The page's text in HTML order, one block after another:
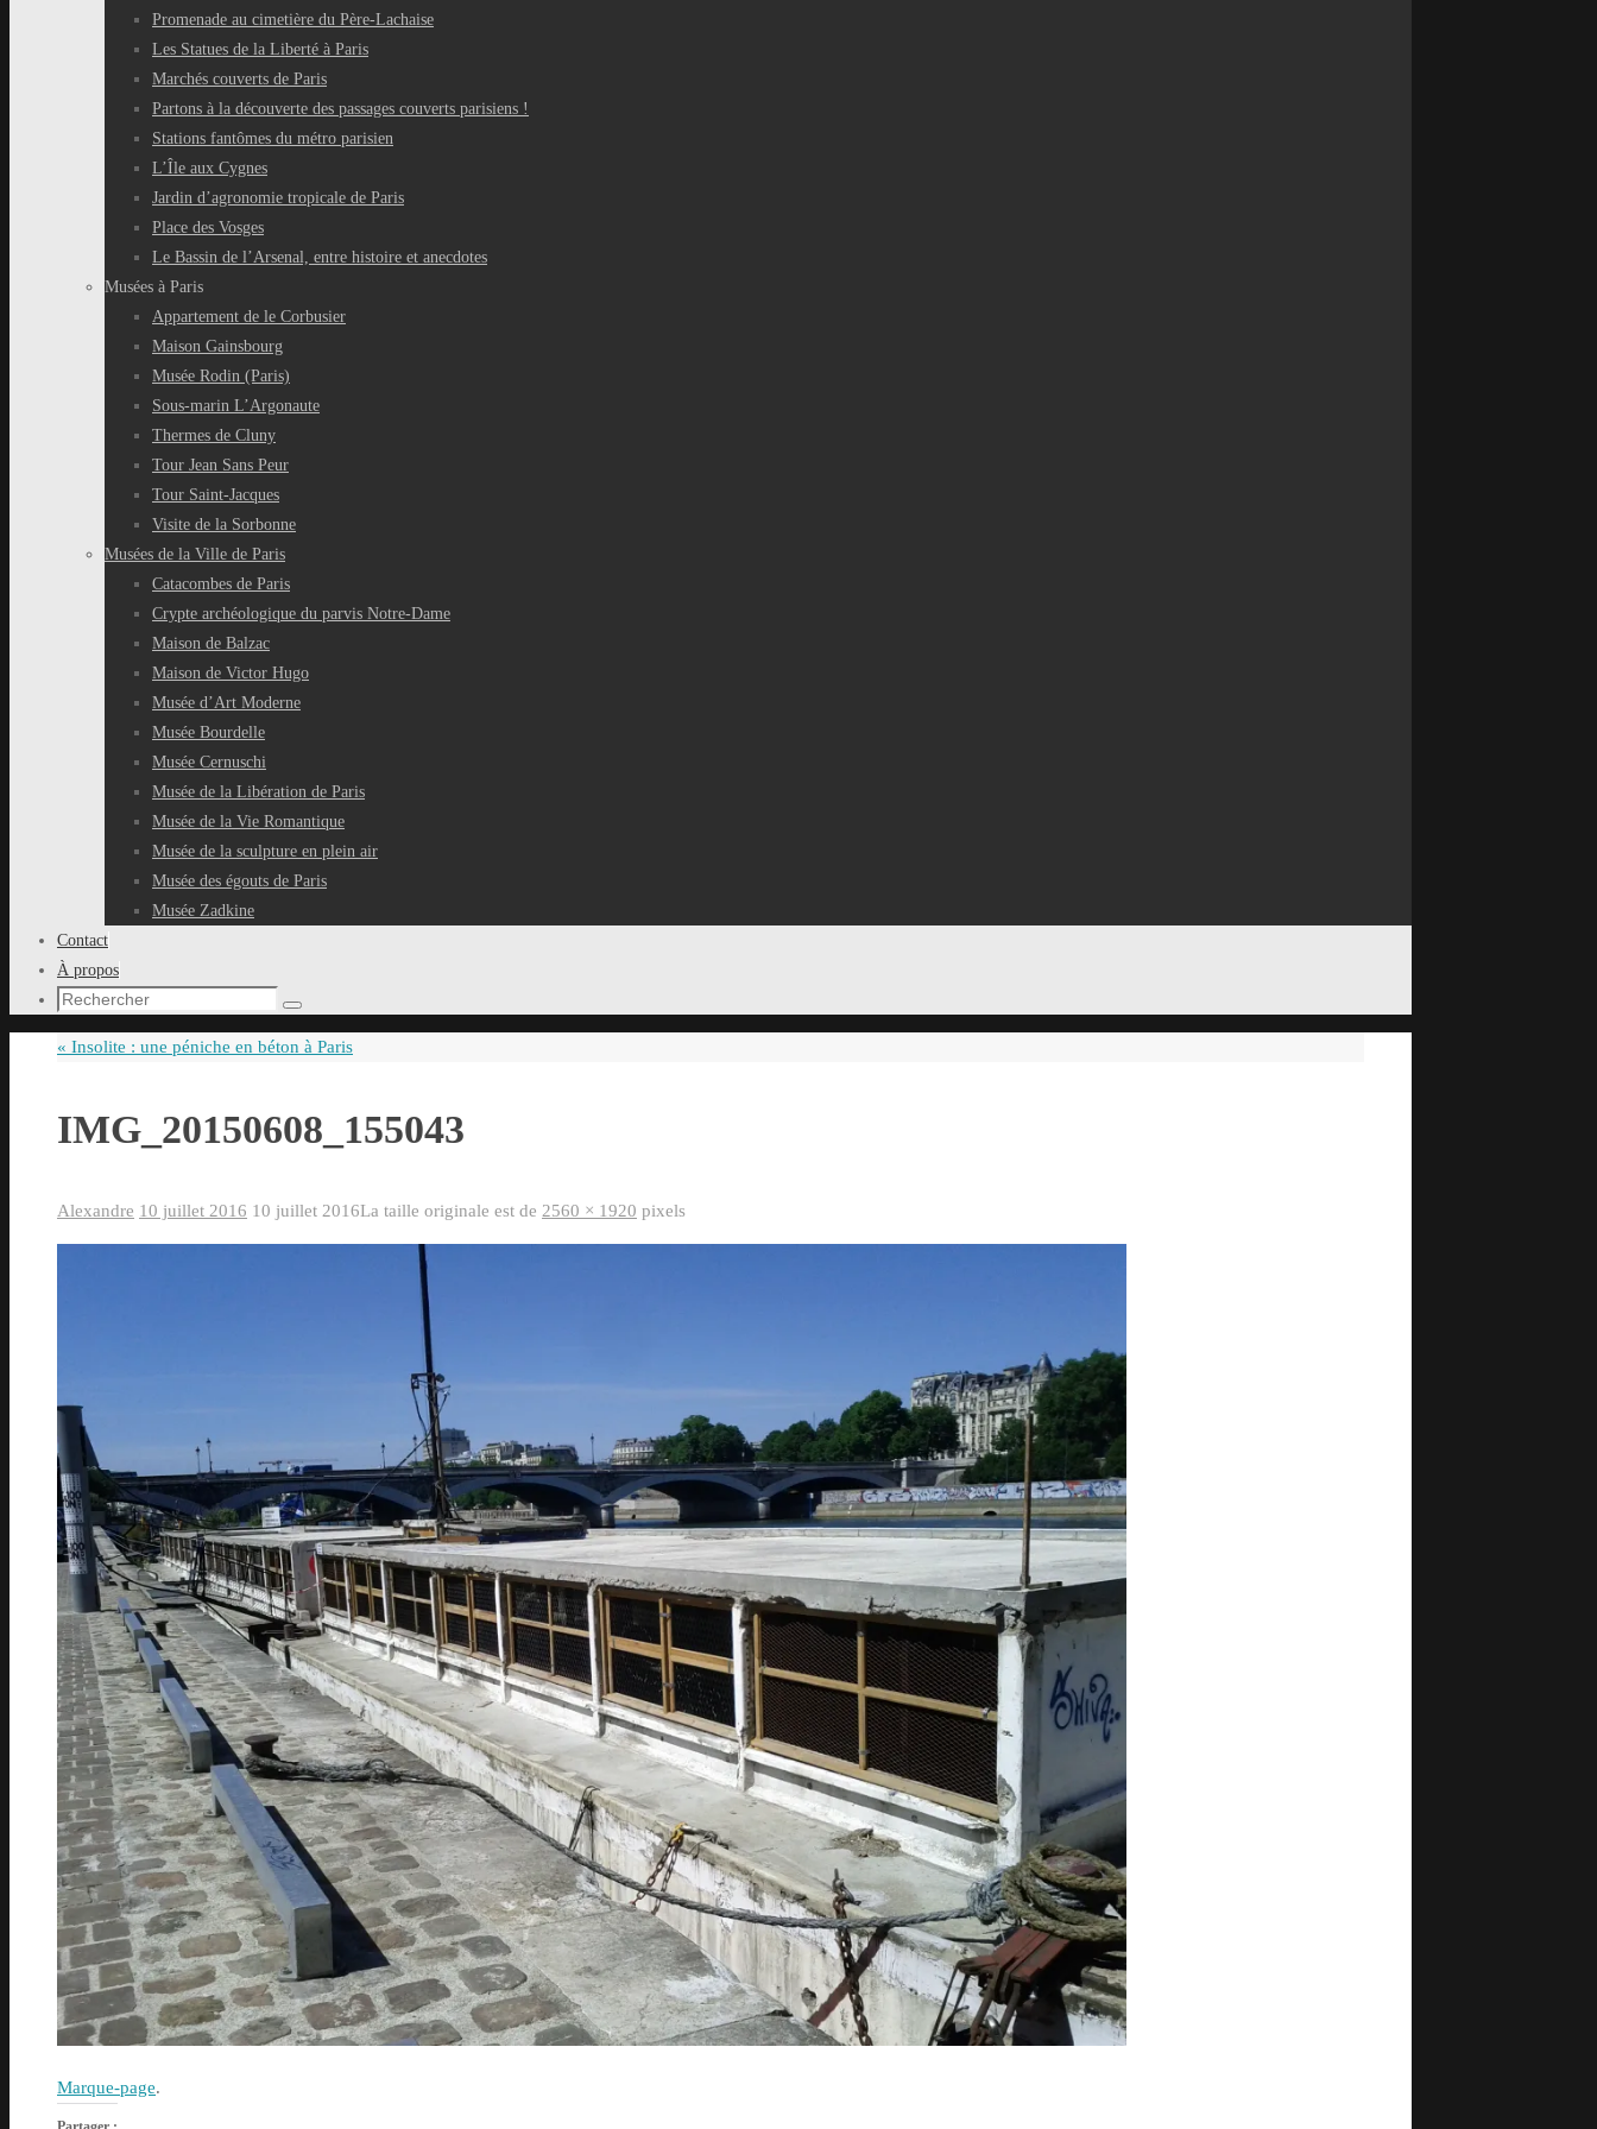
Promenade au cimetière du Père-Lachaise
Les Statues de la Liberté à Paris
Marchés couverts de Paris
Partons à la découverte des passages couverts parisiens !
Stations fantômes du métro parisien
L’Île aux Cygnes
Jardin d’agronomie tropicale de Paris
Place des Vosges
Le Bassin de l’Arsenal, entre histoire et anecdotes
Musées à Paris
Appartement de le Corbusier
Maison Gainsbourg
Musée Rodin (Paris)
Sous-marin L’Argonaute
Thermes de Cluny
Tour Jean Sans Peur
Tour Saint-Jacques
Visite de la Sorbonne
Musées de la Ville de Paris
Catacombes de Paris
Crypte archéologique du parvis Notre-Dame
Maison de Balzac
Maison de Victor Hugo
Musée d’Art Moderne
Musée Bourdelle
Musée Cernuschi
Musée de la Libération de Paris
Musée de la Vie Romantique
Musée de la sculpture en plein air
Musée des égouts de Paris
Musée Zadkine
Contact
À propos
Recherche
:
Rechercher
« Insolite : une péniche en béton à Paris
IMG_20150608_155043
Alexandre 10 juillet 2016 10 juillet 2016La taille originale est de 2560 × 1920 pixels
Marque-page.